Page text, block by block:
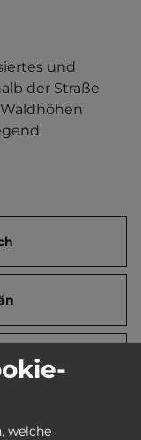
und
der Straße
zweigeteilt.
Trockenraum.
Mittagsruhe 12-
13
welche